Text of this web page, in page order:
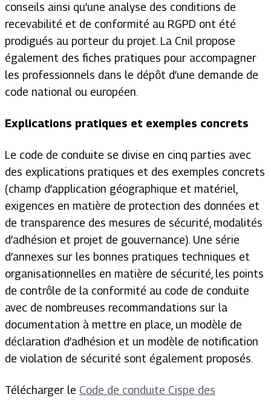
conseils ainsi qu’une analyse des conditions de
recevabilité et de conformité au RGPD ont été
prodigués au porteur du projet. La Cnil propose
également des fiches pratiques pour accompagner
les professionnels dans le dépôt d’une demande de
code national ou européen.
Explications pratiques et exemples concrets
Le code de conduite se divise en cinq parties avec
des explications pratiques et des exemples concrets
(champ d’application géographique et matériel,
exigences en matière de protection des données et
de transparence des mesures de sécurité, modalités
d’adhésion et projet de gouvernance). Une série
d’annexes sur les bonnes pratiques techniques et
organisationnelles en matière de sécurité, les points
de contrôle de la conformité au code de conduite
avec de nombreuses recommandations sur la
documentation à mettre en place, un modèle de
déclaration d’adhésion et un modèle de notification
de violation de sécurité sont également proposés.
Télécharger le Code de conduite Cispe des